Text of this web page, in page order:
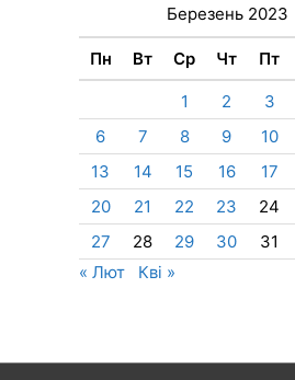
Березень 2023
Пн Вт Ср Чт Пт
1 2 3
6
7 8 9 10
13
14 15 16 17
20
21 22 23 24
27
28 29 30
31
« Лют
Кві »